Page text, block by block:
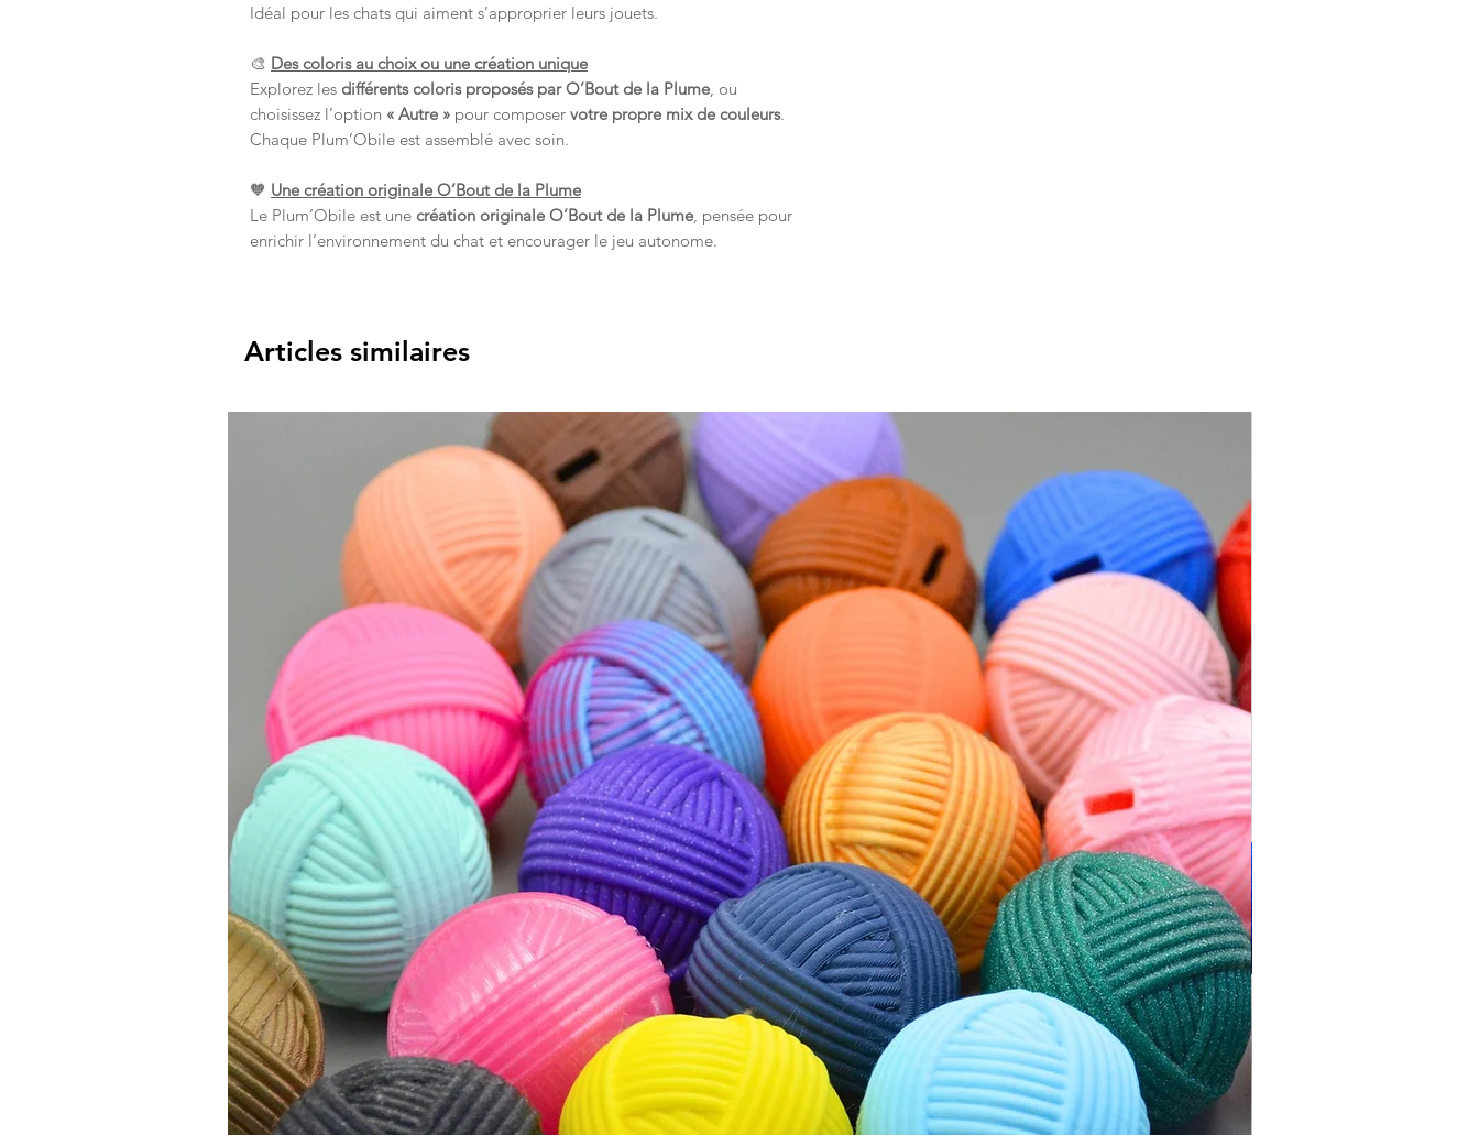
Idéal pour les chats qui aiment s’approprier leurs jouets.
🎨 Des coloris au choix ou une création unique
Explorez les différents coloris proposés par O’Bout de la Plume , ou
choisissez l’option « Autre » pour composer votre propre mix de couleurs.
Chaque Plum’Obile est assemblé avec soin.
🧡 Une création originale O’Bout de la Plume
Le Plum’Obile est une création originale O’Bout de la Plume , pensée pour
enrichir l’environnement du chat et encourager le jeu autonome.
Articles similaires